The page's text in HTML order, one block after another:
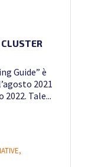
Guide” è
2021
Tale...